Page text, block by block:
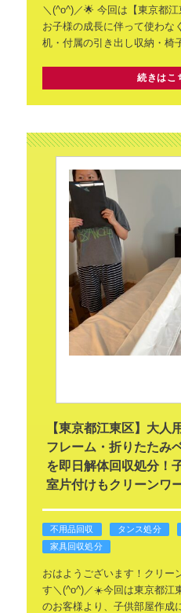
＼(^o^)／🌟 今回は【東京都江
お子様の成長に伴って使わな
机・付属の引き出し収納・椅
続きはこ
【東京都江東区】大人
フレーム・折りたたみ
を即日解体回収処分！
室片付けもクリーンワ
不用品回収 タンス処分
家具回収処分
おはようございます！クリー
す＼(^o^)／☀️今回は東京都江
のお客様より、子供部屋作成